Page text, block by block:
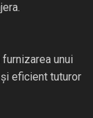
unui
eficient tuturor